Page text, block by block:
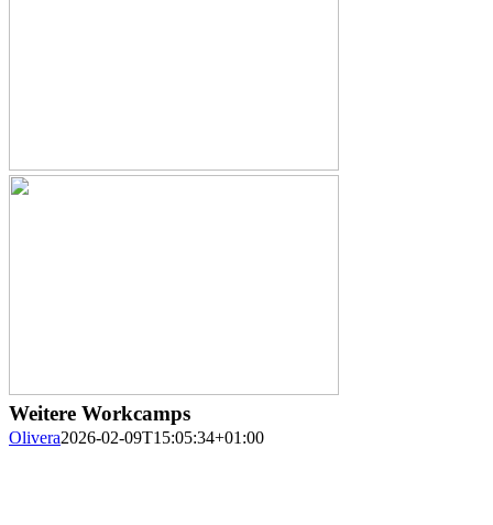
Weitere Workcamps
Olivera2026-02-09T15:05:34+01:00